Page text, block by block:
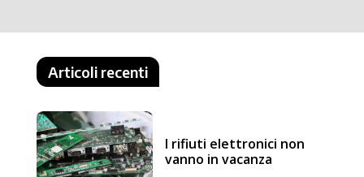
Articoli recenti
I rifiuti elettronici non
vanno in vacanza